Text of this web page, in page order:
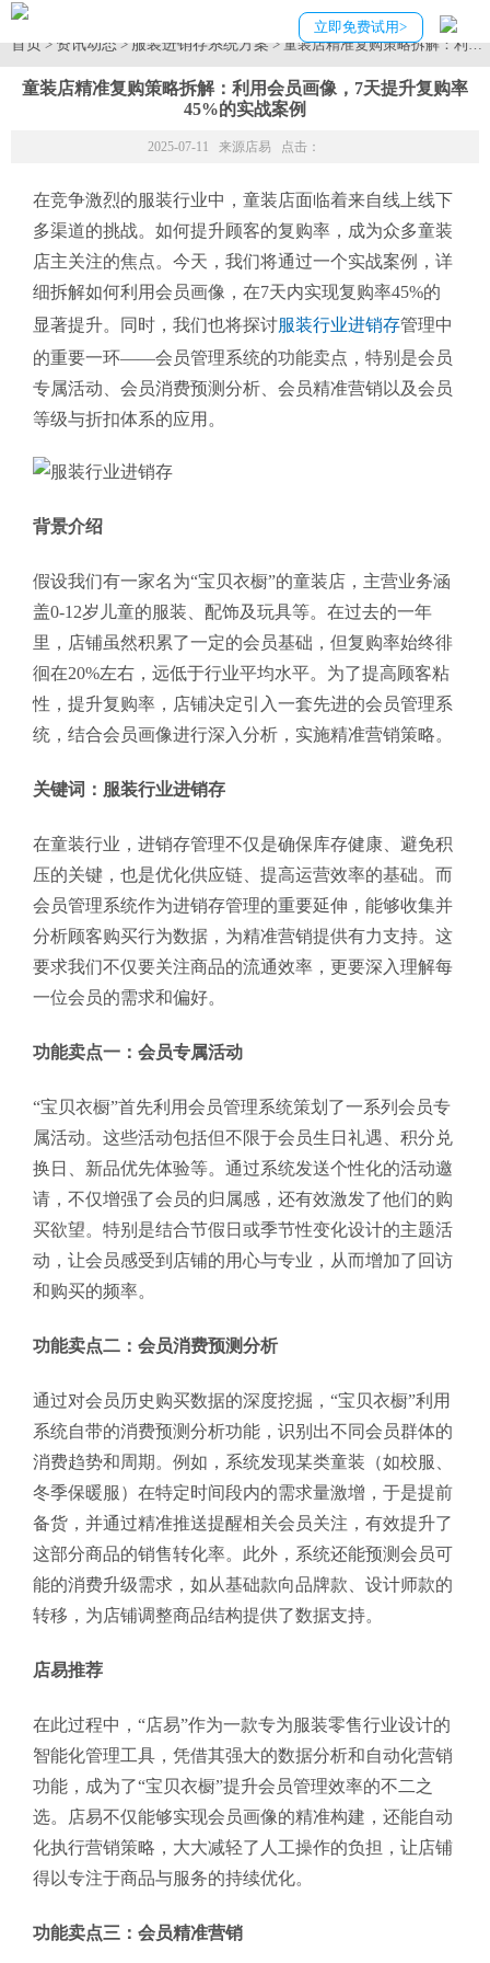
立即免费试用>
首页>资讯动态>服装进销存系统方案> 童装店精准复购策略拆解：利用
童装店精准复购策略拆解：利用会员画像，7天提升复购率
45%的实战案例
2025-07-11 来源店易 点击：
在竞争激烈的服装行业中，童装店面临着来自线上线下
多渠道的挑战。如何提升顾客的复购率，成为众多童装
店主关注的焦点。今天，我们将通过一个实战案例，详
细拆解如何利用会员画像，在7天内实现复购率45%的
显著提升。同时，我们也将探讨服装行业进销存管理中
的重要一环——会员管理系统的功能卖点，特别是会员
专属活动、会员消费预测分析、会员精准营销以及会员
等级与折扣体系的应用。
背景介绍
假设我们有一家名为“宝贝衣橱”的童装店，主营业务涵
盖0-12岁儿童的服装、配饰及玩具等。在过去的一年
里，店铺虽然积累了一定的会员基础，但复购率始终徘
徊在20%左右，远低于行业平均水平。为了提高顾客粘
性，提升复购率，店铺决定引入一套先进的会员管理系
统，结合会员画像进行深入分析，实施精准营销策略。
关键词：服装行业进销存
在童装行业，进销存管理不仅是确保库存健康、避免积
压的关键，也是优化供应链、提高运营效率的基础。而
会员管理系统作为进销存管理的重要延伸，能够收集并
分析顾客购买行为数据，为精准营销提供有力支持。这
要求我们不仅要关注商品的流通效率，更要深入理解每
一位会员的需求和偏好。
功能卖点一：会员专属活动
“宝贝衣橱”首先利用会员管理系统策划了一系列会员专
属活动。这些活动包括但不限于会员生日礼遇、积分兑
换日、新品优先体验等。通过系统发送个性化的活动邀
请，不仅增强了会员的归属感，还有效激发了他们的购
买欲望。特别是结合节假日或季节性变化设计的主题活
动，让会员感受到店铺的用心与专业，从而增加了回访
和购买的频率。
功能卖点二：会员消费预测分析
通过对会员历史购买数据的深度挖掘，“宝贝衣橱”利用
系统自带的消费预测分析功能，识别出不同会员群体的
消费趋势和周期。例如，系统发现某类童装（如校服、
冬季保暖服）在特定时间段内的需求量激增，于是提前
备货，并通过精准推送提醒相关会员关注，有效提升了
这部分商品的销售转化率。此外，系统还能预测会员可
能的消费升级需求，如从基础款向品牌款、设计师款的
转移，为店铺调整商品结构提供了数据支持。
店易推荐
在此过程中，“店易”作为一款专为服装零售行业设计的
智能化管理工具，凭借其强大的数据分析和自动化营销
功能，成为了“宝贝衣橱”提升会员管理效率的不二之
选。店易不仅能够实现会员画像的精准构建，还能自动
化执行营销策略，大大减轻了人工操作的负担，让店铺
得以专注于商品与服务的持续优化。
功能卖点三：会员精准营销